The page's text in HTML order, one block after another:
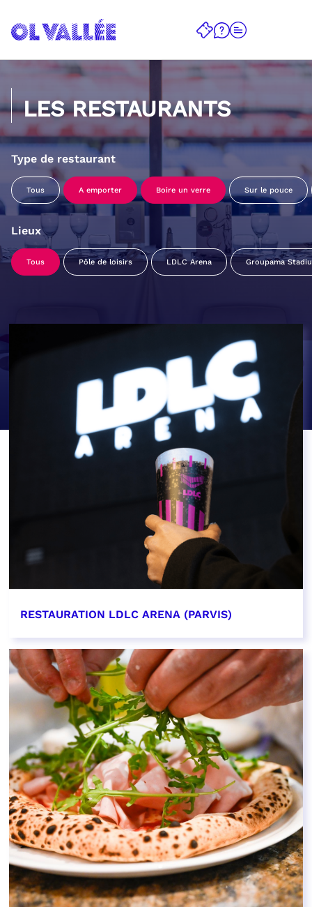
LES RESTAURANTS
Type de restaurant
Tous A emporter Boire un verre Sur le pouce
Lieux
Tous Pôle de loisirs LDLC Arena Groupama
RESTAURATION LDLC ARENA (PARVIS)
EN SAVOIR PLUS